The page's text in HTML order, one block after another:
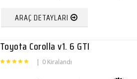
ARAÇ DETAYLARI
Toyota Corolla v1. 6 GTI
| 0 Kiralandı